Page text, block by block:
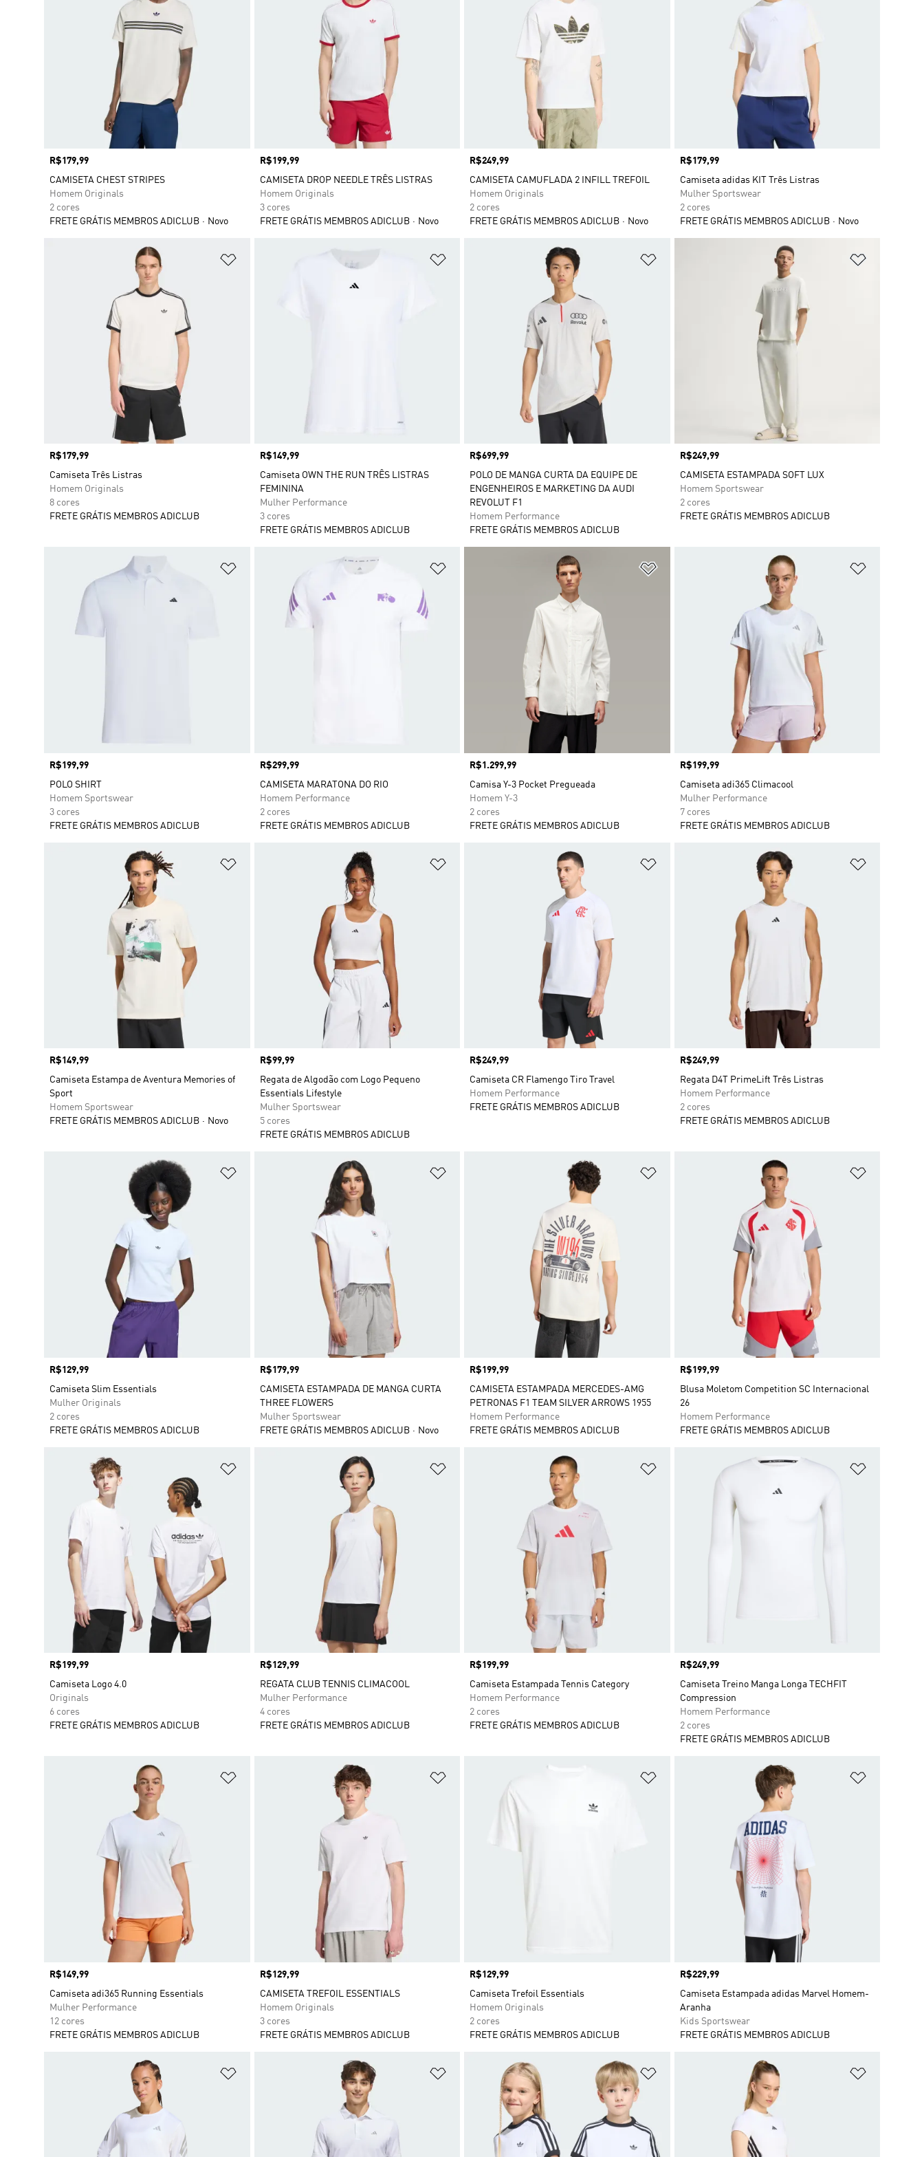
Preço
R$179,99
CAMISETA CHEST STRIPES
Homem Originals
2 cores
FRETE GRÁTIS MEMBROS ADICLUB
Novo
Preço
R$199,99
CAMISETA DROP NEEDLE TRÊS LISTRAS
Homem Originals
3 cores
FRETE GRÁTIS MEMBROS ADICLUB
Novo
Preço
R$249,99
CAMISETA CAMUFLADA 2 INFILL TREFOIL
Homem Originals
2 cores
FRETE GRÁTIS MEMBROS ADICLUB
Novo
Preço
R$179,99
Camiseta adidas KIT Três Listras
Mulher Sportswear
2 cores
FRETE GRÁTIS MEMBROS ADICLUB
Novo
Preço
R$179,99
Camiseta Três Listras
Homem Originals
8 cores
FRETE GRÁTIS MEMBROS ADICLUB
Adicionar à Lista de Desejos
Preço
R$149,99
Camiseta OWN THE RUN TRÊS LISTRAS
FEMININA
Mulher Performance
3 cores
FRETE GRÁTIS MEMBROS ADICLUB
Adicionar à Lista de Desejos
Preço
R$699,99
POLO DE MANGA CURTA DA EQUIPE DE
ENGENHEIROS E MARKETING DA AUDI
REVOLUT F1
Homem Performance
FRETE GRÁTIS MEMBROS ADICLUB
Preço
R$249,99
CAMISETA ESTAMPADA SOFT LUX
Homem Sportswear
2 cores
FRETE GRÁTIS MEMBROS ADICLUB
Adicionar à Lista de Desejos
Preço
R$199,99
POLO SHIRT
Homem Sportswear
3 cores
FRETE GRÁTIS MEMBROS ADICLUB
Adicionar à Lista de Desejos
Preço
R$299,99
CAMISETA MARATONA DO RIO
Homem Performance
2 cores
FRETE GRÁTIS MEMBROS ADICLUB
Adicionar à Lista de Desejos
Preço
R$1.299,99
Camisa Y-3 Pocket Pregueada
Homem Y-3
2 cores
FRETE GRÁTIS MEMBROS ADICLUB
Preço
R$199,99
Camiseta adi365 Climacool
Mulher Performance
7 cores
FRETE GRÁTIS MEMBROS ADICLUB
Adicionar à Lista de Desejos
Preço
R$149,99
Camiseta Estampa de Aventura Memories of
Sport
Homem Sportswear
FRETE GRÁTIS MEMBROS ADICLUB
Novo
Adicionar à Lista de Desejos
Preço
R$99,99
Regata de Algodão com Logo Pequeno
Essentials Lifestyle
Mulher Sportswear
5 cores
FRETE GRÁTIS MEMBROS ADICLUB
Adicionar à Lista de Desejos
Preço
R$249,99
Camiseta CR Flamengo Tiro Travel
Homem Performance
FRETE GRÁTIS MEMBROS ADICLUB
Preço
R$249,99
Regata D4T PrimeLift Três Listras
Homem Performance
2 cores
FRETE GRÁTIS MEMBROS ADICLUB
Adicionar à Lista de Desejos
Preço
R$129,99
Camiseta Slim Essentials
Mulher Originals
2 cores
FRETE GRÁTIS MEMBROS ADICLUB
Adicionar à Lista de Desejos
Preço
R$179,99
CAMISETA ESTAMPADA DE MANGA CURTA
THREE FLOWERS
Mulher Sportswear
FRETE GRÁTIS MEMBROS ADICLUB
Novo
Adicionar à Lista de Desejos
Preço
R$199,99
CAMISETA ESTAMPADA MERCEDES-AMG
PETRONAS F1 TEAM SILVER ARROWS 1955
Homem Performance
FRETE GRÁTIS MEMBROS ADICLUB
Preço
R$199,99
Blusa Moletom Competition SC Internacional
26
Homem Performance
FRETE GRÁTIS MEMBROS ADICLUB
Adicionar à Lista de Desejos
Preço
R$199,99
Camiseta Logo 4.0
Originals
6 cores
FRETE GRÁTIS MEMBROS ADICLUB
Adicionar à Lista de Desejos
Preço
R$129,99
REGATA CLUB TENNIS CLIMACOOL
Mulher Performance
4 cores
FRETE GRÁTIS MEMBROS ADICLUB
Adicionar à Lista de Desejos
Preço
R$199,99
Camiseta Estampada Tennis Category
Homem Performance
2 cores
FRETE GRÁTIS MEMBROS ADICLUB
Preço
R$249,99
Camiseta Treino Manga Longa TECHFIT
Compression
Homem Performance
2 cores
FRETE GRÁTIS MEMBROS ADICLUB
Adicionar à Lista de Desejos
Preço
R$149,99
Camiseta adi365 Running Essentials
Mulher Performance
12 cores
FRETE GRÁTIS MEMBROS ADICLUB
Preço
R$129,99
CAMISETA TREFOIL ESSENTIALS
Homem Originals
3 cores
FRETE GRÁTIS MEMBROS ADICLUB
Adicionar à Lista de Desejos
Preço
R$129,99
Camiseta Trefoil Essentials
Homem Originals
2 cores
FRETE GRÁTIS MEMBROS ADICLUB
Preço
R$229,99
Camiseta Estampada adidas Marvel Homem-
Aranha
Kids Sportswear
FRETE GRÁTIS MEMBROS ADICLUB
Adicionar à Lista de Desejos Adicionar à Lista de Desejos Adicionar à Lista de Desejos